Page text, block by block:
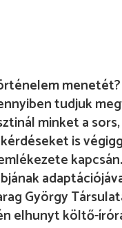
tudjuk
minket a
is
György
elhunyt költő-